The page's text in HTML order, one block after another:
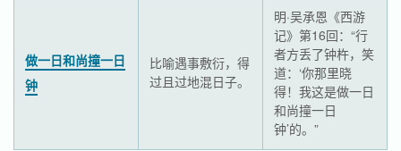
做一日和尚撞一日
钟
比喻遇事敷衍，得
过且过地混日子。
明·吴承恩《西游
记》第16回：“行
者方丢了钟杵，笑
道：‘你那里晓
得！我这是做一日
和尚撞一日
钟’的。”